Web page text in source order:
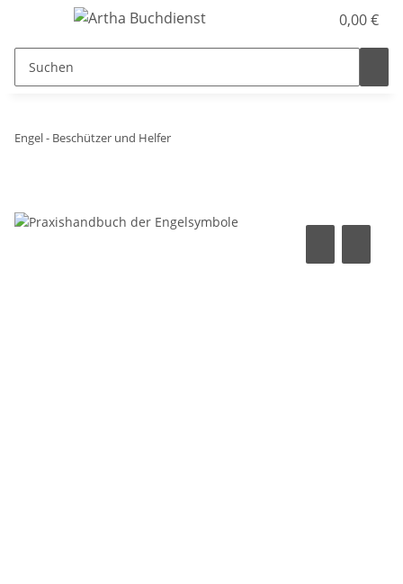
0,00 €
Engel - Beschützer und Helfer